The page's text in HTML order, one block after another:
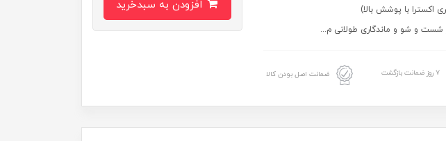
اکسترا با پوشش بالا)
شست و شو و ماندگاری طولانی‌ م...
۷ روز ضمانت بازگشت ضمانت اصل بودن کالا